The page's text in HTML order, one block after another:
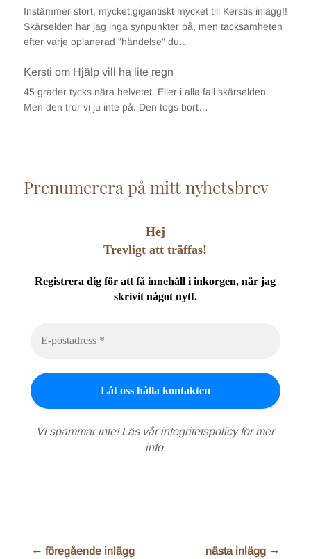
Instämmer stort, mycket,gigantiskt mycket till Kerstis inlägg!!
Skärselden har jag inga synpunkter på, men tacksamheten
efter varje oplanerad ”händelse” du…
Kersti om Hjälp vill ha lite regn
45 grader tycks nära helvetet. Eller i alla fall skärselden.
Men den tror vi ju inte på. Den togs bort…
Prenumerera på mitt nyhetsbrev
Hej
Trevligt att träffas!
Registrera dig för att få innehåll i inkorgen, när jag
skrivit något nytt.
Vi spammar inte! Läs vårintegritetspolicyför mer
info.
← föregående inlägg nästa inlägg →